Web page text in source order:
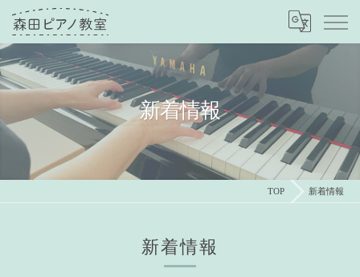
新着情報
TOP 新着情報
新着情報